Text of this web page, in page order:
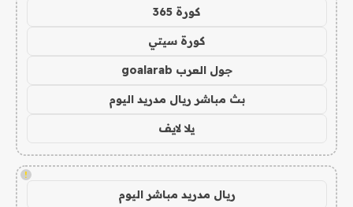
كورة 365
كورة سيتي
جول العرب goalarab
بث مباشر ريال مدريد اليوم
يلا لايف
!
ريال مدريد مباشر اليوم